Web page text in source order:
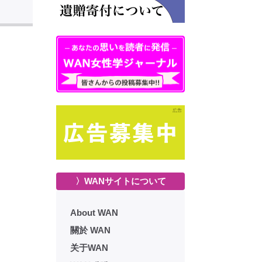
〉WANサイトについて
About WAN
關於 WAN
关于WAN